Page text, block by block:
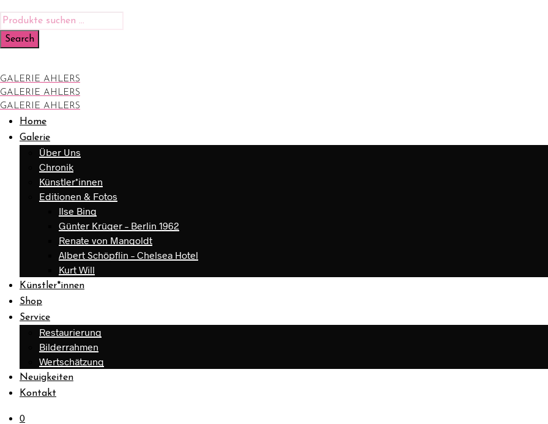
GALERIE AHLERS
GALERIE AHLERS
GALERIE AHLERS
Home
Galerie
Über Uns
Chronik
Künstler*innen
Editionen & Fotos
Ilse Bing
Günter Krüger – Berlin 1962
Renate von Mangoldt
Albert Schöpflin – Chelsea Hotel
Kurt Will
Künstler*innen
Shop
Service
Restaurierung
Bilderrahmen
Wertschätzung
Neuigkeiten
Kontakt
0